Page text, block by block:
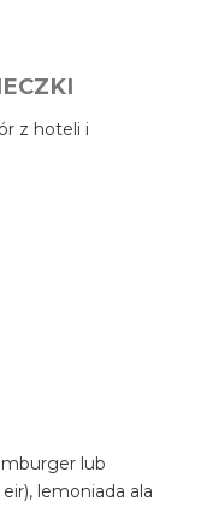
z hoteli i
lub
lemoniada ala